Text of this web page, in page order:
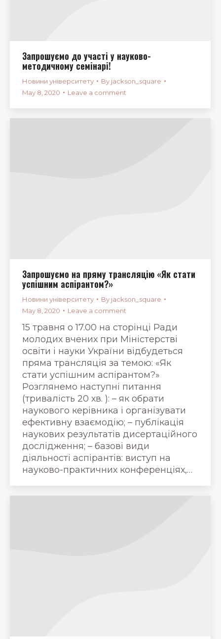
Запрошуємо до участі у науково-
методичному семінарі!
Новини університету By jackson_square
May 8, 2020
Leave a comment
Запрошуємо на пряму трансляцію «Як стати
успішним аспірантом?»
Новини університету By jackson_square
May 8, 2020
Leave a comment
15 травня о 17.00 на сторінці Ради
молодих вчених при Міністерстві
освіти і науки України відбудеться
пряма трансляція за темою: «Як
стати успішним аспірантом?»
Розглянемо наступні питання
(тривалість 20 хв. ): – як обрати
наукового керівника і організувати
ефективну взаємодію; – публікація
наукових результатів дисертаційного
дослідження; – базові види
діяльності аспірантів: виступ на
науково-практичних конференціях,…